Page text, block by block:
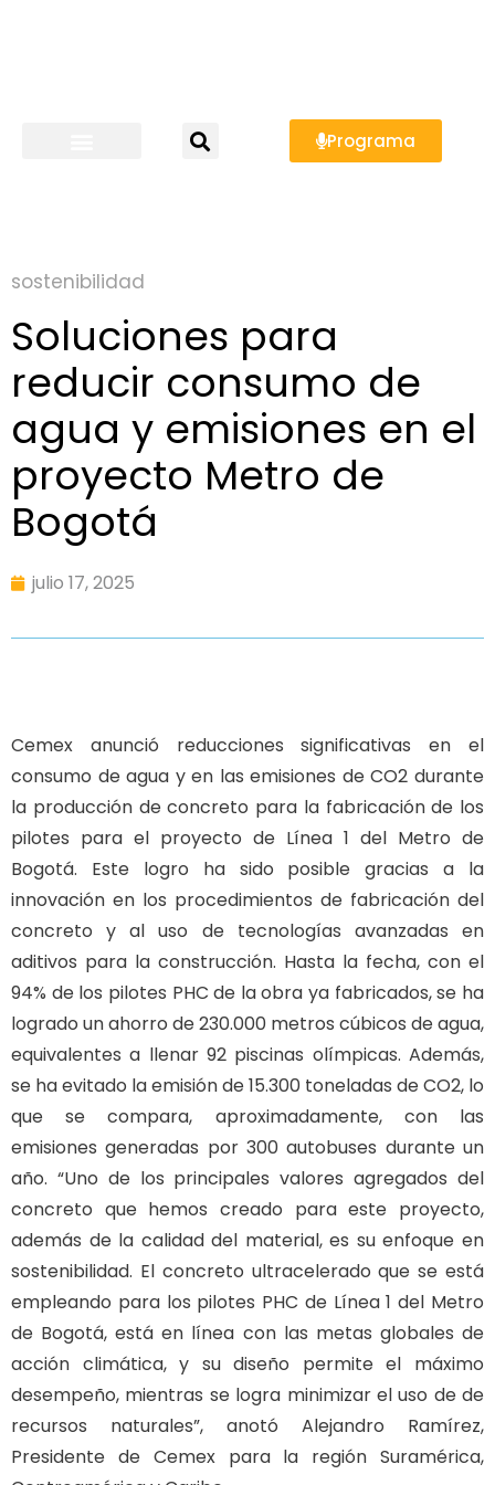
Programa
sostenibilidad
Soluciones para
reducir consumo de
agua y emisiones en el
proyecto Metro de
Bogotá
julio 17, 2025
Cemex anunció reducciones significativas en el
consumo de agua y en las emisiones de CO2 durante
la producción de concreto para la fabricación de los
pilotes para el proyecto de Línea 1 del Metro de
Bogotá. Este logro ha sido posible gracias a la
innovación en los procedimientos de fabricación del
concreto y al uso de tecnologías avanzadas en
aditivos para la construcción. Hasta la fecha, con el
94% de los pilotes PHC de la obra ya fabricados, se ha
logrado un ahorro de 230.000 metros cúbicos de agua,
equivalentes a llenar 92 piscinas olímpicas. Además,
se ha evitado la emisión de 15.300 toneladas de CO2, lo
que se compara, aproximadamente, con las
emisiones generadas por 300 autobuses durante un
año. “Uno de los principales valores agregados del
concreto que hemos creado para este proyecto,
además de la calidad del material, es su enfoque en
sostenibilidad. El concreto ultracelerado que se está
empleando para los pilotes PHC de Línea 1 del Metro
de Bogotá, está en línea con las metas globales de
acción climática, y su diseño permite el máximo
desempeño, mientras se logra minimizar el uso de de
recursos naturales”, anotó Alejandro Ramírez,
Presidente de Cemex para la región Suramérica,